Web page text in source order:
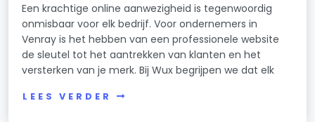
Een krachtige online aanwezigheid is tegenwoordig
onmisbaar voor elk bedrijf. Voor ondernemers in
Venray is het hebben van een professionele website
de sleutel tot het aantrekken van klanten en het
versterken van je merk. Bij Wux begrijpen we dat elk
LEES VERDER